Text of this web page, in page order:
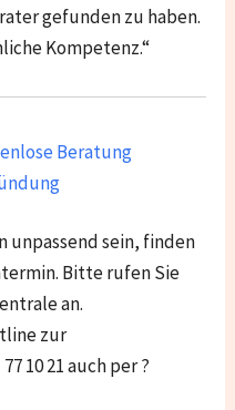
gefunden zu haben.
Kompetenz.“
Beratung
unpassend sein, finden
Bitte rufen Sie
an.
zur
10 21 auch per ?